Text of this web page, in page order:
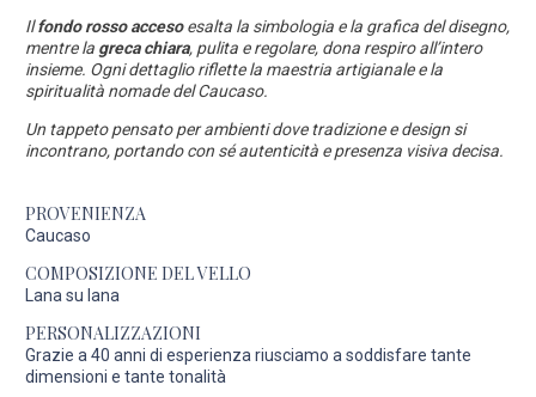
Ilfondo rosso accesoesalta la simbologia e la grafica del disegno,
mentre la greca chiara, pulita e regolare, dona respiro all’intero
insieme. Ogni dettaglio riflette la maestria artigianale e la
spiritualità nomade del Caucaso.
Un tappeto pensato per ambienti dove tradizione e design si
incontrano, portando con sé autenticità e presenza visiva decisa.
PROVENIENZA
Caucaso
COMPOSIZIONE DEL VELLO
Lana su lana
PERSONALIZZAZIONI
Grazie a 40 anni di esperienza riusciamo a soddisfare tante
dimensioni e tante tonalità